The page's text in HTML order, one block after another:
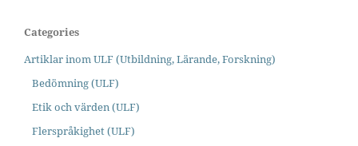
Categories
Artiklar inom ULF (Utbildning, Lärande, Forskning)
Bedömning (ULF)
Etik och värden (ULF)
Flerspråkighet (ULF)